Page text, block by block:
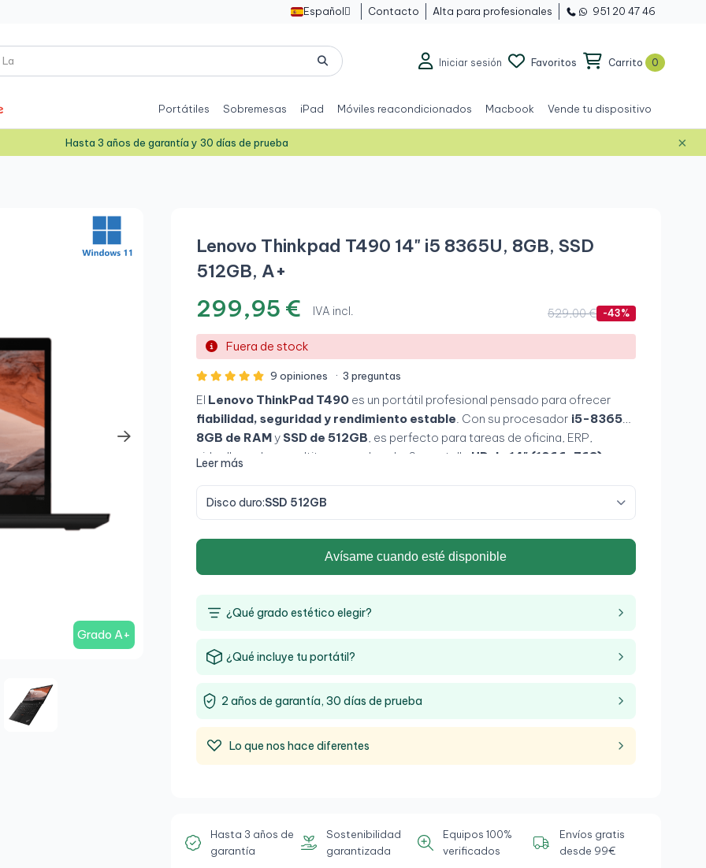
Español  Contacto Alta para profesionales 951 20 47 46
Iniciar sesión Favoritos Carrito 0
Portátiles Sobremesas iPad Móviles reacondicionados Macbook Vende tu dispositivo
Hasta 3 años de garantía y 30 días de prueba ×
Grado A+
Lenovo Thinkpad T490 14" i5 8365U, 8GB, SSD
512GB, A+
299,95 € IVA incl. 529,00 € -43%
Fuera de stock
9 opiniones · 3 preguntas
El Lenovo ThinkPad T490es un portátil profesional pensado para ofrecer
fiabilidad, seguridad y rendimiento estable. Con su procesador i5-8365U
8GB de RAMy SSD de 512GB, es perfecto para tareas de oficina, ERP,
videollamadas y multitarea moderada. Su pantalla HD de 14" (1366×768)
entornos corporativos, teletrabajo y usuarios que necesitan un portátil
duradero y cómodo para trabajar a diario
Leer más
Disco duro:SSD 512GB
Avísame cuando esté disponible
¿Qué grado estético elegir?
¿Qué incluye tu portátil?
2 años de garantía, 30 días de prueba
Lo que nos hace diferentes
Hasta 3 años de
garantía
Sostenibilidad
garantizada
Equipos 100%
verificados
Envíos gratis
desde 99€